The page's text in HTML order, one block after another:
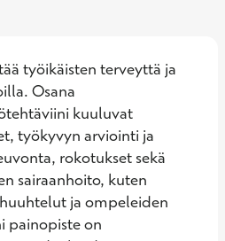
työikäisten terveyttä ja
Osana
kuuluvat
työkyvyn arviointi ja
rokotukset sekä
sairaanhoito, kuten
ja ompeleiden
painopiste on